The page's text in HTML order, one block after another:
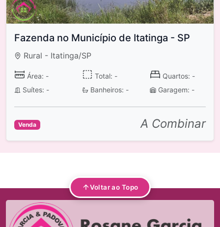
Fazenda no Município de Itatinga - SP
Rural - Itatinga/SP
Área: - Total: -
Quartos: -
Suítes: -
Banheiros: - Garagem: -
Venda A Combinar
Voltar ao Topo